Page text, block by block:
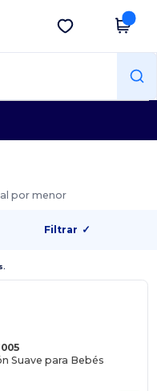
Descargar app
por menor
Filtrar ✓
Suave para Bebés